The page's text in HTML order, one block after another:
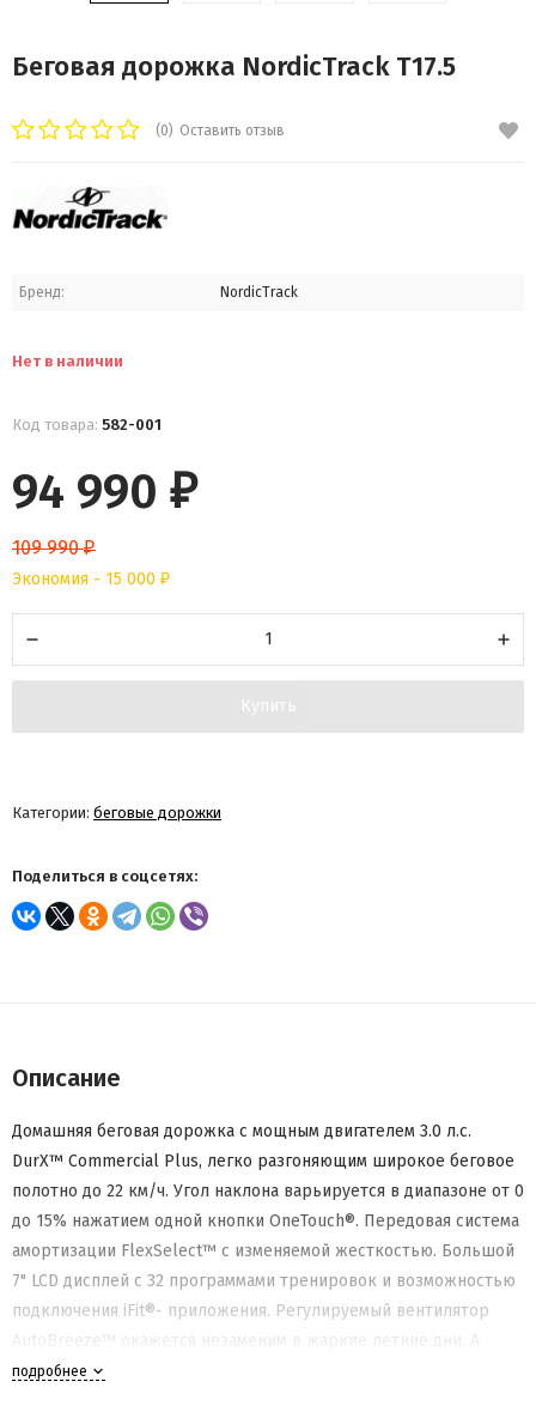
Беговая дорожка NordicTrack T17.5
(0) Оставить отзыв
Бренд: NordicTrack
Нет в наличии
Код товара: 582-001
94 990 ₽
109 990₽
Экономия - 15 000 ₽
Купить
Категории: беговые дорожки
Поделиться в соцсетях:
Описание
Домашняя беговая дорожка с мощным двигателем 3.0 л.с.
DurX™ Commercial Plus, легко разгоняющим широкое беговое
полотно до 22 км/ч. Угол наклона варьируется в диапазоне от 0
до 15% нажатием одной кнопки OneTouch®. Передовая система
амортизации FlexSelect™ с изменяемой жесткостью. Большой
7" LCD дисплей с 32 программами тренировок и возможностью
подключения iFit®- приложения. Регулируемый вентилятор
AutoBreeze™ окажется незаменим в жаркие летние дни. А
система складывания SpaceSaver® с EasyLift™ сбережет место
подробнее